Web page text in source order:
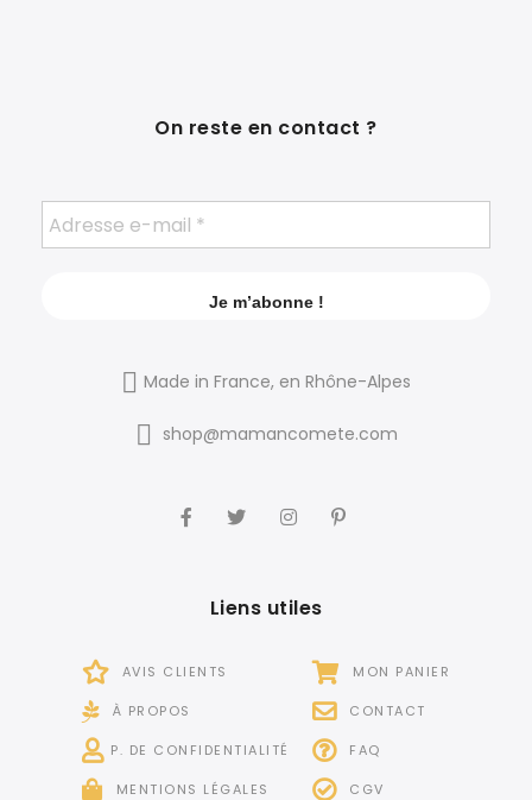
On reste en contact ?
Made in France, en Rhône-Alpes
shop@mamancomete.com
Liens utiles
AVIS CLIENTS
À PROPOS
P. DE CONFIDENTIALITÉ
MENTIONS LÉGALES
MON PANIER
CONTACT
FAQ
CGV